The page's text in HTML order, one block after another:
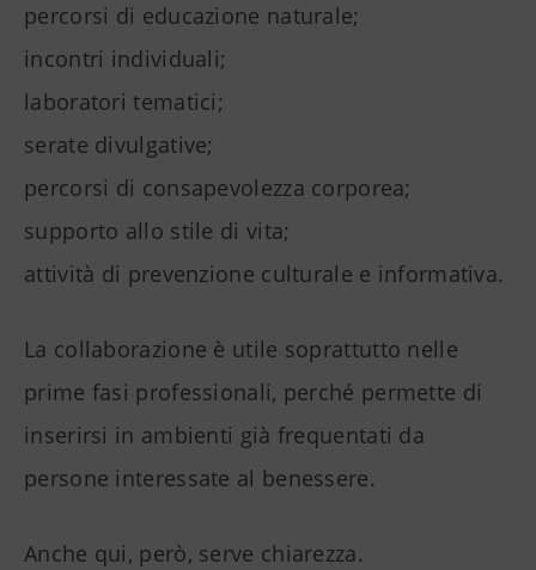
percorsi di educazione naturale;
incontri individuali;
laboratori tematici;
serate divulgative;
percorsi di consapevolezza corporea;
supporto allo stile di vita;
attività di prevenzione culturale e informativa.
La collaborazione è utile soprattutto nelle
prime fasi professionali, perché permette di
inserirsi in ambienti già frequentati da
persone interessate al benessere.
Anche qui, però, serve chiarezza.